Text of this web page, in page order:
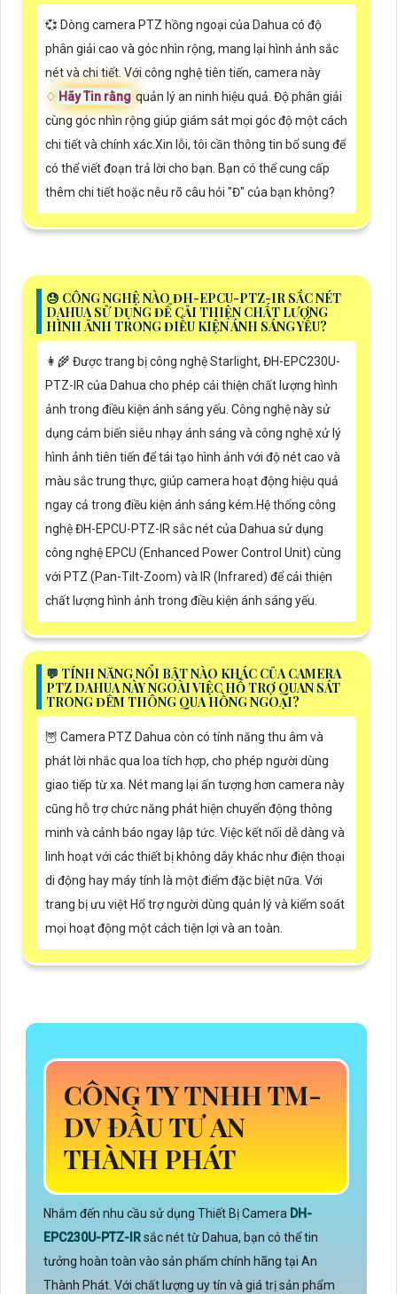
💞 Dòng camera PTZ hồng ngoại của Dahua có độ
phân giải cao và góc nhìn rộng, mang lại hình ảnh sắc
nét và chi tiết. Với công nghệ tiên tiến, camera này
♢ Hãy Tin rằng quản lý an ninh hiệu quả. Độ phân giải
cùng góc nhìn rộng giúp giám sát mọi góc độ một cách
chi tiết và chính xác.Xin lỗi, tôi cần thông tin bổ sung để
có thể viết đoạn trả lời cho bạn. Bạn có thể cung cấp
thêm chi tiết hoặc nêu rõ câu hỏi "Đ" của bạn không?
😓 CÔNG NGHỆ NÀO ĐH-EPCU-PTZ-IR SẮC NÉT
DAHUA SỬ DỤNG ĐỂ CẢI THIỆN CHẤT LƯỢNG
HÌNH ẢNH TRONG ĐIỀU KIỆN ÁNH SÁNG YẾU?
👩‍🌾 Được trang bị công nghệ Starlight, ĐH-EPC230U-
PTZ-IR của Dahua cho phép cải thiện chất lượng hình
ảnh trong điều kiện ánh sáng yếu. Công nghệ này sử
dụng cảm biến siêu nhạy ánh sáng và công nghệ xử lý
hình ảnh tiên tiến để tái tạo hình ảnh với độ nét cao và
màu sắc trung thực, giúp camera hoạt động hiệu quả
ngay cả trong điều kiện ánh sáng kém.Hệ thống công
nghệ ĐH-EPCU-PTZ-IR sắc nét của Dahua sử dụng
công nghệ EPCU (Enhanced Power Control Unit) cùng
với PTZ (Pan-Tilt-Zoom) và IR (Infrared) để cải thiện
chất lượng hình ảnh trong điều kiện ánh sáng yếu.
️💬 TÍNH NĂNG NỔI BẬT NÀO KHÁC CỦA CAMERA
PTZ DAHUA NÀY NGOÀI VIỆC HỖ TRỢ QUAN SÁT
TRONG ĐÊM THÔNG QUA HỒNG NGOẠI?
🦉 Camera PTZ Dahua còn có tính năng thu âm và
phát lời nhắc qua loa tích hợp, cho phép người dùng
giao tiếp từ xa. Nét mang lại ấn tượng hơn camera này
cũng hỗ trợ chức năng phát hiện chuyển động thông
minh và cảnh báo ngay lập tức. Việc kết nối dễ dàng và
linh hoạt với các thiết bị không dây khác như điện thoại
di động hay máy tính là một điểm đặc biệt nữa. Với
trang bị ưu việt Hổ trợ người dùng quản lý và kiểm soát
mọi hoạt động một cách tiện lợi và an toàn.
CÔNG TY TNHH TM-
DV ĐẦU TƯ AN
THÀNH PHÁT
Nhắm đến nhu cầu sử dụng Thiết Bị Camera DH-
EPC230U-PTZ-IRsắc nét từ Dahua, bạn có thể tin
tưởng hoàn toàn vào sản phẩm chính hãng tại An
Thành Phát. Với chất lượng uy tín và giá trị sản phẩm